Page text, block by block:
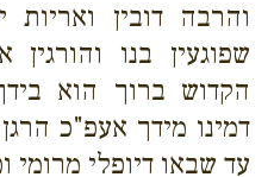
והרבה דובין
שפוגעין בנו
הקדוש ברוך הוא
דמינו מידך אעפ"כ
עד שבאו דיופלי מרומי